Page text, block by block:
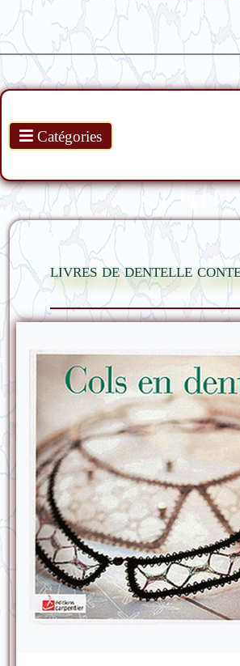
Catégories
livres de dentelle